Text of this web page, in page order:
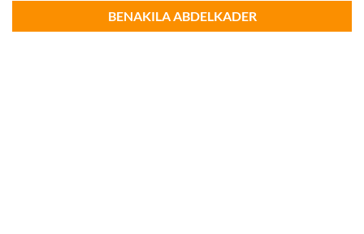
BENAKILA ABDELKADER